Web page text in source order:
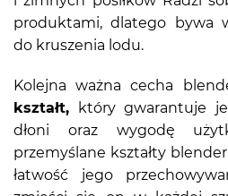
produktami, dlatego bywa
do kruszenia lodu.
Kolejna ważna cecha
kształt, który gwarantuje
dłoni oraz wygodę
przemyślane kształty
łatwość jego